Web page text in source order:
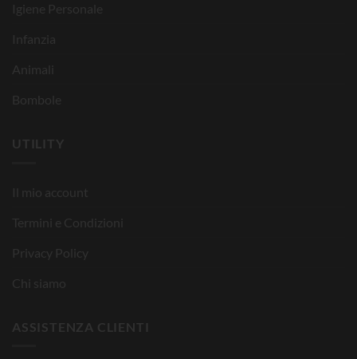
Igiene Personale
Infanzia
Animali
Bombole
UTILITY
Il mio account
Termini e Condizioni
Privacy Policy
Chi siamo
ASSISTENZA CLIENTI